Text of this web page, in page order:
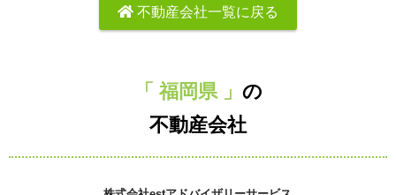
不動産会社一覧に戻る
「 福岡県 」 の
不動産会社